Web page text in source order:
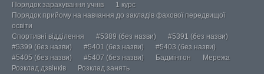
Порядок зарахування учнів
1 курс
Порядок прийому на навчання до закладів фахової передвищої
освіти
Спортивні відділення
#5389 (без назви)
#5391 (без назви)
#5399 (без назви)
#5401 (без назви)
#5403 (без назви)
#5405 (без назви)
#5407 (без назви) Бадмінтон
Мережа
Розклад дзвінків
Розклад занять